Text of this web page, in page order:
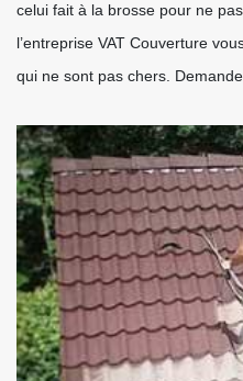
celui fait à la brosse pour ne
l’entreprise VAT Couverture
qui ne sont pas chers.